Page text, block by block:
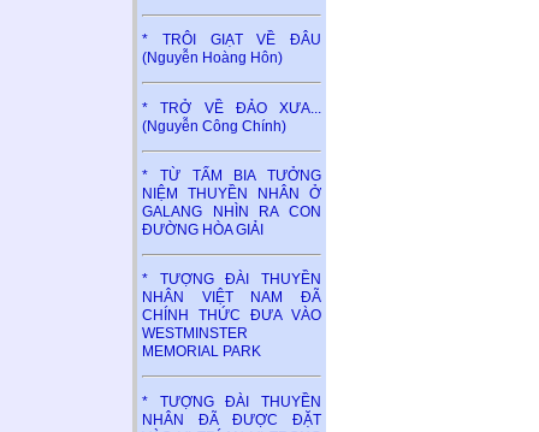
* TRÔI GIẠT VỀ ĐÂU
(Nguyễn Hoàng Hôn)
* TRỞ VỀ ĐẢO XƯA...
(Nguyễn Công Chính)
* TỪ TẤM BIA TƯỞNG
NIỆM THUYỀN NHÂN Ở
GALANG NHÌN RA CON
ĐƯỜNG HÒA GIẢI
* TƯỢNG ĐÀI THUYỀN
NHÂN VIỆT NAM ĐÃ
CHÍNH THỨC ĐƯA VÀO
WESTMINSTER
MEMORIAL PARK
* TƯỢNG ĐÀI THUYỀN
NHÂN ĐÃ ĐƯỢC ĐẶT